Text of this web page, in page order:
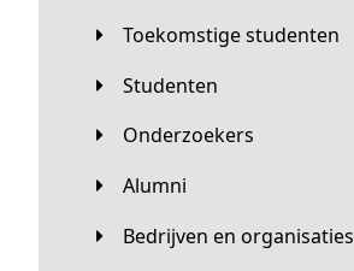
Toekomstige studenten
Studenten
Onderzoekers
Alumni
Bedrijven en organisaties